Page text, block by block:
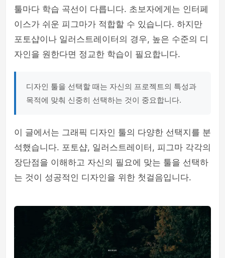
툴마다 학습 곡선이 다릅니다. 초보자에게는 인터페
이스가 쉬운 피그마가 적합할 수 있습니다. 하지만
포토샵이나 일러스트레이터의 경우, 높은 수준의 디
자인을 원한다면 정교한 학습이 필요합니다.
디자인 툴을 선택할 때는 자신의 프로젝트의 특성과
목적에 맞춰 신중히 선택하는 것이 중요합니다.
이 글에서는 그래픽 디자인 툴의 다양한 선택지를 분
석했습니다. 포토샵, 일러스트레이터, 피그마 각각의
장단점을 이해하고 자신의 필요에 맞는 툴을 선택하
는 것이 성공적인 디자인을 위한 첫걸음입니다.